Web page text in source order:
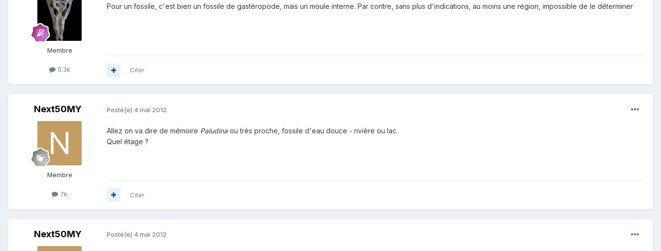
Membre
5.3k
Pour un fossile, c'est bien un fossile de gastéropode, mais un moule interne. Par contre, sans plus d'indications, au moins une région, impossible de le déterminer
Citer
Next50MY
Membre
7k
Posté(e) 4 mai 2012
Allez on va dire de mémoire Paludina ou très proche, fossile d'eau douce - rivière ou lac.
Quel étage ?
Citer
Next50MY Posté(e) 4 mai 2012